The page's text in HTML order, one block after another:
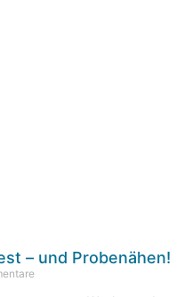
– und Probenähen!